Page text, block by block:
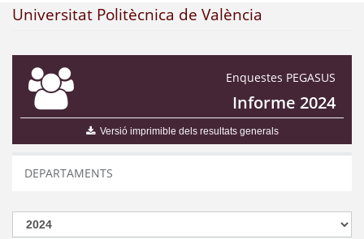
Universitat Politècnica de València
Enquestes PEGASUS
Informe 2024
Versió imprimible dels resultats generals
DEPARTAMENTS